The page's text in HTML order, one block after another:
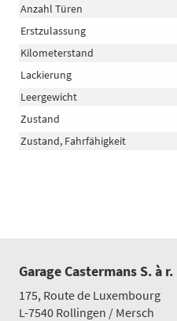
Anzahl Türen
Erstzulassung
Kilometerstand
Lackierung
Leergewicht
Zustand
Zustand, Fahrfähigkeit
Garage Castermans S. à
175, Route de Luxembourg
L-7540 Rollingen / Mersch